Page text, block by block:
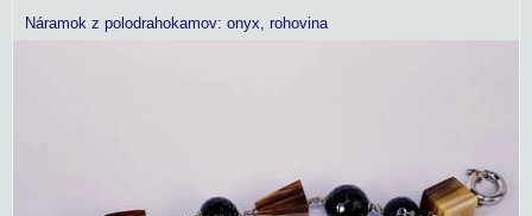
Náramok z polodrahokamov: onyx, rohovina